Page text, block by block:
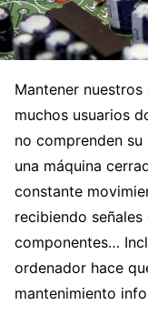
Mantener
muchos usuarios
no comprenden
una máquina
constante
recibiendo
componentes…
ordenador hace
mantenimiento